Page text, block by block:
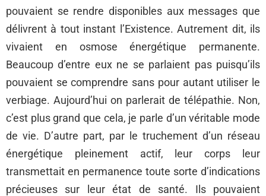
pouvaient se rendre disponibles aux messages que
délivrent à tout instant l’Existence. Autrement dit, ils
vivaient en osmose énergétique permanente.
Beaucoup d’entre eux ne se parlaient pas puisqu’ils
pouvaient se comprendre sans pour autant utiliser le
verbiage. Aujourd’hui on parlerait de télépathie. Non,
c’est plus grand que cela, je parle d’un véritable mode
de vie. D’autre part, par le truchement d’un réseau
énergétique pleinement actif, leur corps leur
transmettait en permanence toute sorte d’indications
précieuses sur leur état de santé. Ils pouvaient